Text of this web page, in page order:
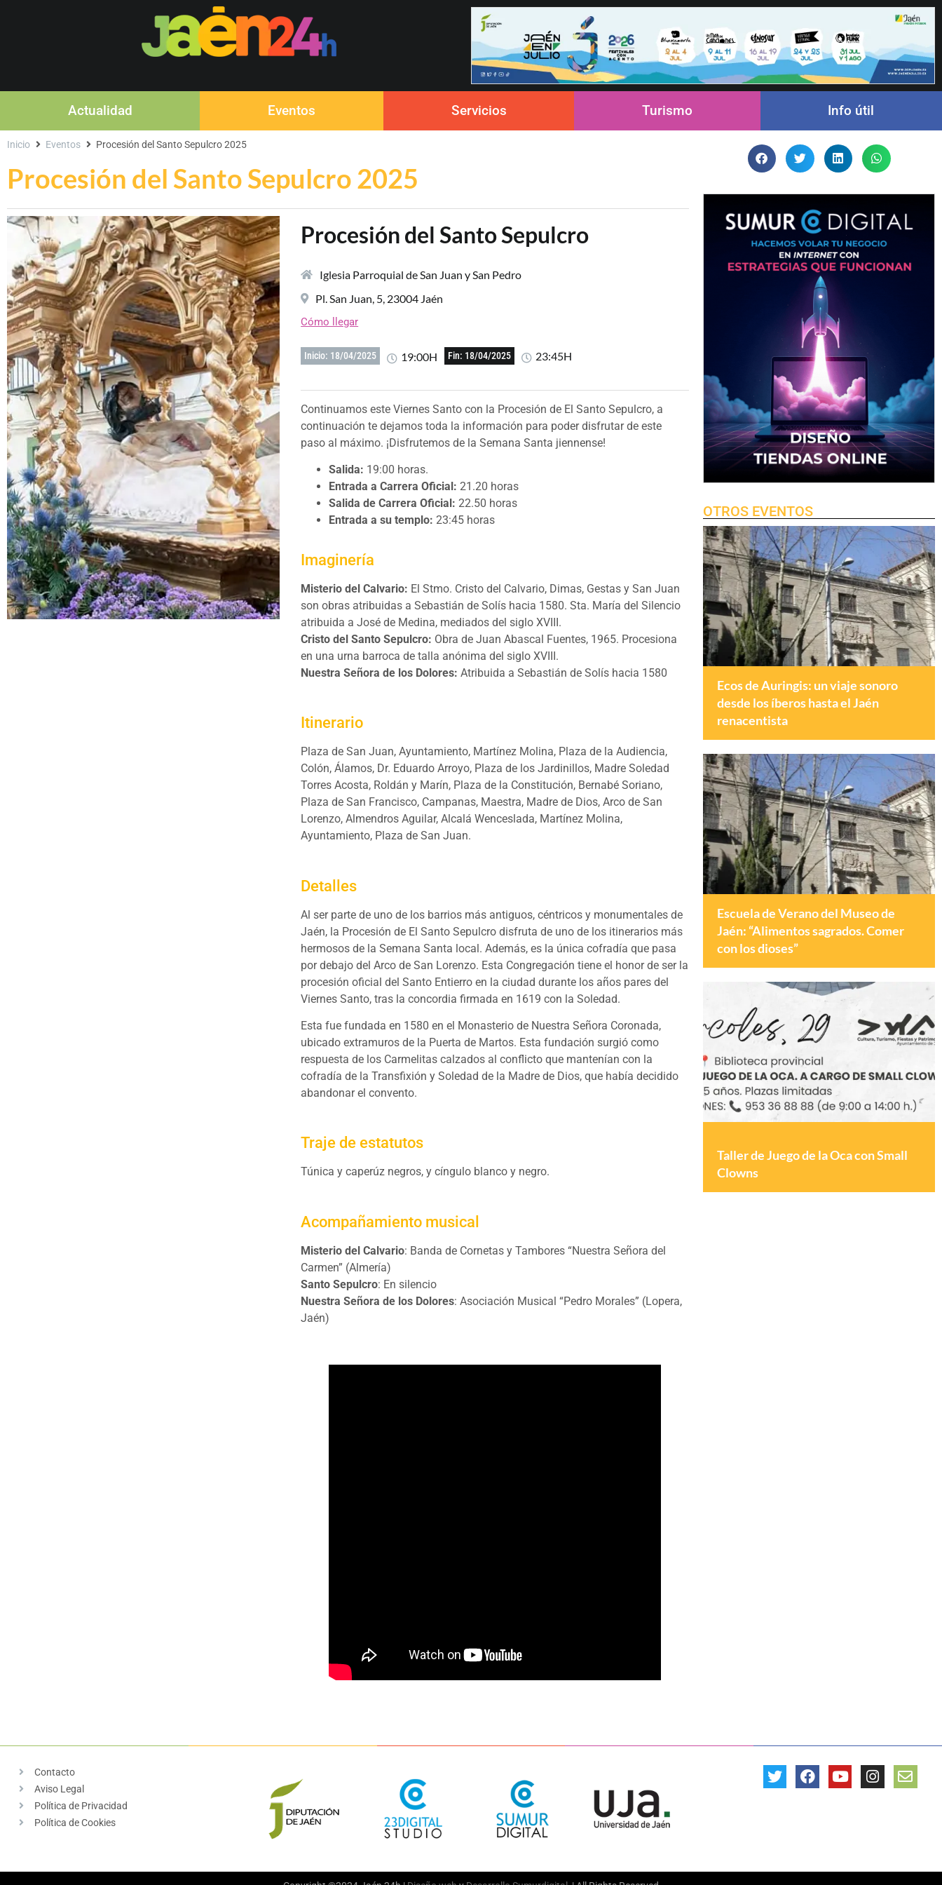
Actualidad Eventos Servicios Turismo Info útil
Procesión del Santo Sepulcro 2025
Inicio Eventos Procesión del Santo Sepulcro 2025
Procesión del Santo Sepulcro
Iglesia Parroquial de San Juan y San Pedro
Pl. San Juan, 5, 23004 Jaén
Cómo llegar
Inicio: 18/04/2025 19:00H Fin: 18/04/2025 23:45H
Continuamos este Viernes Santo con la Procesión de El Santo Sepulcro, a
continuación te dejamos toda la información para poder disfrutar de este
paso al máximo. ¡Disfrutemos de la Semana Santa jiennense!
Salida: 19:00 horas.
Entrada a Carrera Oficial: 21.20 horas
Salida de Carrera Oficial:22.50 horas
Entrada a su templo: 23:45 horas
Imaginería
Misterio del Calvario: El Stmo. Cristo del Calvario, Dimas, Gestas y San Juan
son obras atribuidas a Sebastián de Solís hacia 1580. Sta. María del Silencio
atribuida a José de Medina, mediados del siglo XVIII.
Cristo del Santo Sepulcro: Obra de Juan Abascal Fuentes, 1965. Procesiona
en una urna barroca de talla anónima del siglo XVIII.
Nuestra Señora de los Dolores: Atribuida a Sebastián de Solís hacia 1580
Itinerario
Plaza de San Juan, Ayuntamiento, Martínez Molina, Plaza de la Audiencia,
Colón, Álamos, Dr. Eduardo Arroyo, Plaza de los Jardinillos, Madre Soledad
Torres Acosta, Roldán y Marín, Plaza de la Constitución, Bernabé Soriano,
Plaza de San Francisco, Campanas, Maestra, Madre de Dios, Arco de San
Lorenzo, Almendros Aguilar, Alcalá Wenceslada, Martínez Molina,
Ayuntamiento, Plaza de San Juan.
Detalles
Al ser parte de uno de los barrios más antiguos, céntricos y monumentales de
Jaén, la Procesión de El Santo Sepulcro disfruta de uno de los itinerarios más
hermosos de la Semana Santa local. Además, es la única cofradía que pasa
por debajo del Arco de San Lorenzo. Esta Congregación tiene el honor de ser la
procesión oficial del Santo Entierro en la ciudad durante los años pares del
Viernes Santo, tras la concordia firmada en 1619 con la Soledad.
Esta fue fundada en 1580 en el Monasterio de Nuestra Señora Coronada,
ubicado extramuros de la Puerta de Martos. Esta fundación surgió como
respuesta de los Carmelitas calzados al conflicto que mantenían con la
cofradía de la Transfixión y Soledad de la Madre de Dios, que había decidido
abandonar el convento.
Traje de estatutos
Túnica y caperúz negros, y cíngulo blanco y negro.
Acompañamiento musical
Misterio del Calvario: Banda de Cornetas y Tambores “Nuestra Señora del
Carmen” (Almería)
Santo Sepulcro: En silencio
Nuestra Señora de los Dolores: Asociación Musical “Pedro Morales” (Lopera,
Jaén)
OTROS EVENTOS
Ecos de Auringis: un viaje sonoro
desde los íberos hasta el Jaén
renacentista
Escuela de Verano del Museo de
Jaén: “Alimentos sagrados. Comer
con los dioses”
Taller de Juego de la Oca con Small
Clowns
Contacto
Aviso Legal
Política de Privacidad
Política de Cookies